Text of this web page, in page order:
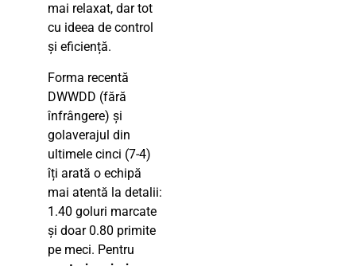
mai relaxat, dar tot
cu ideea de control
și eficiență.
Forma recentă
DWWDD (fără
înfrângere) și
golaverajul din
ultimele cinci (7-4)
îți arată o echipă
mai atentă la detalii:
1.40 goluri marcate
și doar 0.80 primite
pe meci. Pentru